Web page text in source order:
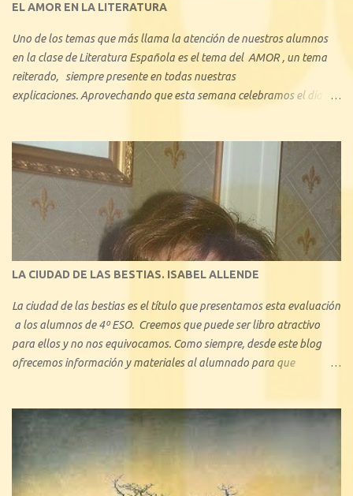
EL AMOR EN LA LITERATURA
Uno de los temas que más llama la atención de nuestros alumnos
en la clase de Literatura Española es el tema del AMOR , un tema
reiterado, siempre presente en todas nuestras
explicaciones. Aprovechando que esta semana celebramos el día de
de la historia de la Literatura. Con 1º de Bachillerato y 3º ESO hemos
tratado minuciosamente el amor cortés medieval, y también, en
consecuencia, hemos visto el amor idealizado de los libros de
caballerías y novelas sentimentales, algo que les ha llamado mucho
la atención, ya que en pequeños aspectos, no se aleja demasiado del
amor actual. En este blog describiremos brevemente algunos de los
LA CIUDAD DE LAS BESTIAS. ISABEL ALLENDE
La ciudad de las bestias es el título que presentamos esta evaluación
a los alumnos de 4º ESO. Creemos que puede ser libro atractivo
para ellos y no nos equivocamos. Como siempre, desde este blog
ofrecemos información y materiales al alumnado para que
espíritus , y Retrato en sepia - de la chilena Isabel Allende. Con La
ciudad de las bestias, se inicia una trilogía que pretende acercar su